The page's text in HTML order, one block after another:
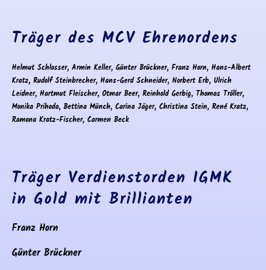
Träger des MCV Ehrenordens
Helmut Schlosser, Armin Keller, Günter Brückner, Franz Horn, Hans-Albert
Kratz, Rudolf Steinbrecher, Hans-Gerd Schneider, Norbert Erb, Ulrich
Leidner, Hartmut Fleischer, Otmar Beer, Reinhold Gerbig, Thomas Tröller,
Monika Prihoda, Bettina Münch, Carina Jäger, Christina Stein, René Kratz,
Ramona Kratz-Fischer, Carmen Beck
Träger Verdienstorden IGMK
in Gold mit Brillianten
Franz Horn
Günter Brückner